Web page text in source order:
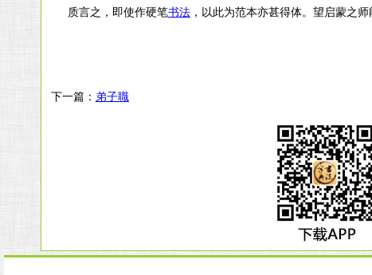
质言之，即使作硬笔书法，以此为范本亦甚得体。望启蒙之师
下一篇： 弟子職